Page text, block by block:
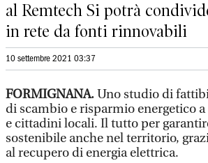
al Remtech Si potrà
in rete da fonti rinnovabili
10 settembre 2021 03:37
FORMIGNANA.Uno studio di
di scambio e risparmio energetico
e cittadini locali. Il tutto per
sostenibile anche nel territorio,
al recupero di energia elettrica.